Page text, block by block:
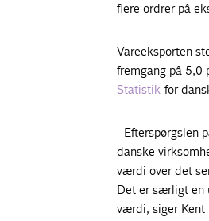
flere ordrer på
Vareeksporten
fremgang på 5,0
Statistikfor
- Efterspørgslen
danske
værdi over det
Det er særligt en
værdi, siger Kent